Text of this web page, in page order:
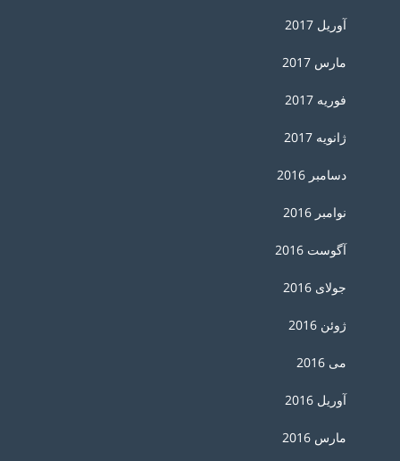
آوریل 2017
مارس 2017
فوریه 2017
ژانویه 2017
دسامبر 2016
نوامبر 2016
آگوست 2016
جولای 2016
ژوئن 2016
می 2016
آوریل 2016
مارس 2016